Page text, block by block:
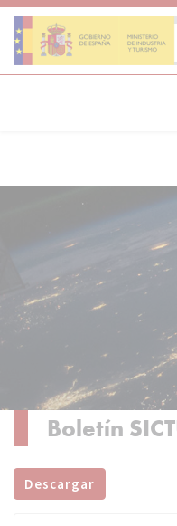
Skip
content
Boletín
Descargar